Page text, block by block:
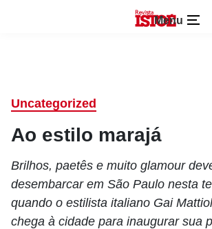
Menu
Uncategorized
Ao estilo marajá
Brilhos, paetês e muito glamour
desembarcar em São Paulo nesta
quando o estilista italiano Gai
chega à cidade para inaugurar sua